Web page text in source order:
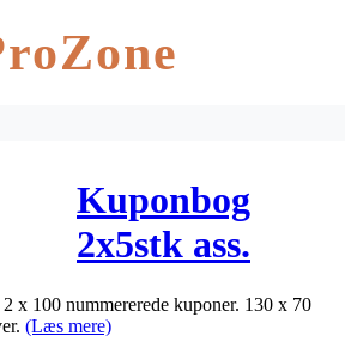
Kuponbog
2x5stk ass.
farver 92 2205
00
x 100 nummererede kuponer. 130 x 70
(Læs mere)